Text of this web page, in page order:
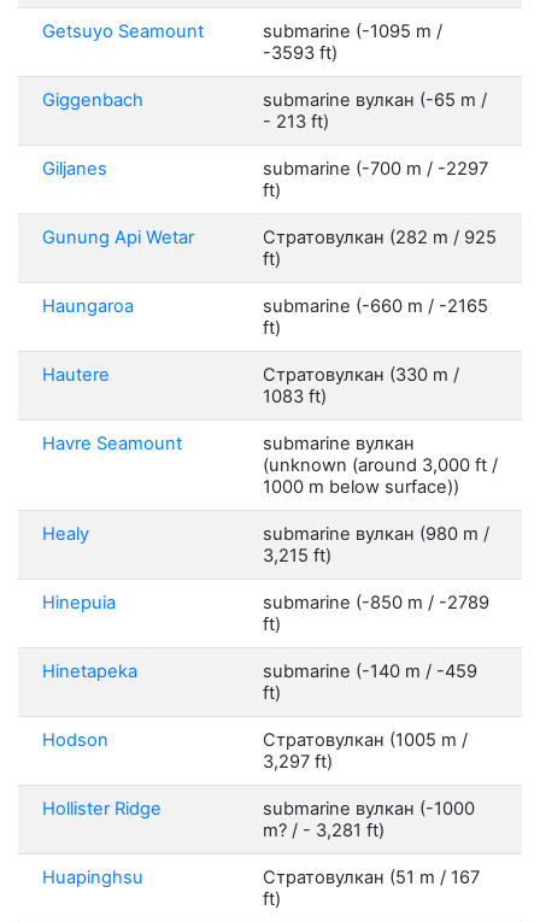
Getsuyo Seamount
submarine (-1095 m /
-3593 ft)
Giggenbach
submarine вулкан (-65 m /
- 213 ft)
Giljanes
submarine (-700 m / -2297
ft)
Gunung Api Wetar
Стратовулкан (282 m / 925
ft)
Haungaroa
submarine (-660 m / -2165
ft)
Hautere
Стратовулкан (330 m /
1083 ft)
Havre Seamount
submarine вулкан
(unknown (around 3,000 ft /
1000 m below surface))
Healy
submarine вулкан (980 m /
3,215 ft)
Hinepuia
submarine (-850 m / -2789
ft)
Hinetapeka
submarine (-140 m / -459
ft)
Hodson
Стратовулкан (1005 m /
3,297 ft)
Hollister Ridge
submarine вулкан (-1000
m? / - 3,281 ft)
Huapinghsu
Стратовулкан (51 m / 167
ft)